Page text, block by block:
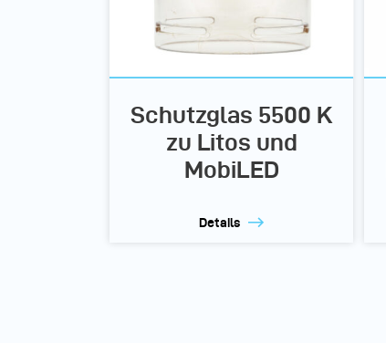
Schutzglas 5500 K
zu Litos und
MobiLED
Details